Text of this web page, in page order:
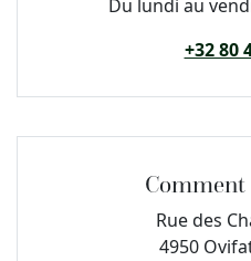
Du lundi au
+32 80
Comment
Rue des
4950